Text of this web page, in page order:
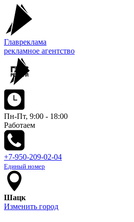
Главреклама
рекламное агентство
Пн-Пт, 9:00 - 18:00
Работаем
+7-950-209-02-04
Единый номер
Шацк
Изменить город